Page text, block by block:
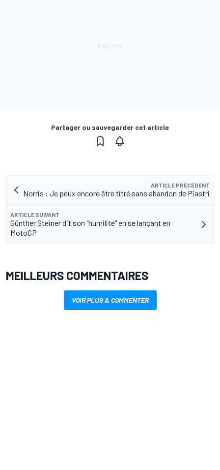
Partager ou sauvegarder cet article
ARTICLE PRÉCÉDENT
Norris : Je peux encore être titré sans abandon de Piastri
ARTICLE SUIVANT
Günther Steiner dit son "humilité" en se lançant en
MotoGP
MEILLEURS COMMENTAIRES
VOIR PLUS & COMMENTER